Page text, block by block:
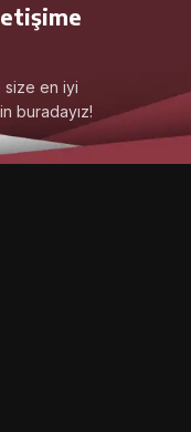
size en iyi
buradayız!